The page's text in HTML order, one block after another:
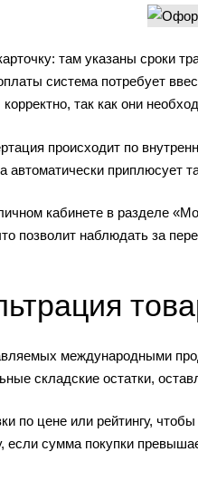
там указаны сроки
система потребует
корректно, так как они
происходит по
автоматически приплюсует
кабинете в разделе
позволит наблюдать за
международными
складские остатки,
по цене или рейтингу,
сумма покупки